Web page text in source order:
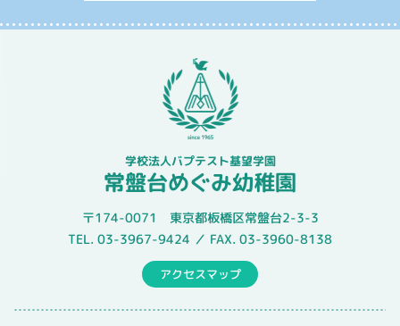
学校法人バプテスト基望学園
常盤台めぐみ幼稚園
〒174-0071 東京都板橋区常盤台2-3-3
TEL. 03-3967-9424 ／ FAX. 03-3960-8138
アクセスマップ